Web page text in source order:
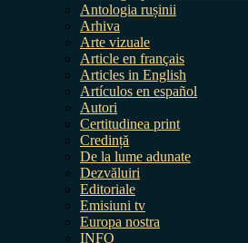
Antologia rușinii
Arhiva
Arte vizuale
Article en français
Articles in English
Artículos en español
Autori
Certitudinea print
Credință
De la lume adunate
Dezvăluiri
Editoriale
Emisiuni tv
Europa nostra
INFO